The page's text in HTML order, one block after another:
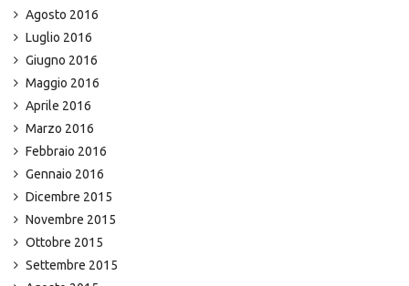
Agosto 2016
Luglio 2016
Giugno 2016
Maggio 2016
Aprile 2016
Marzo 2016
Febbraio 2016
Gennaio 2016
Dicembre 2015
Novembre 2015
Ottobre 2015
Settembre 2015